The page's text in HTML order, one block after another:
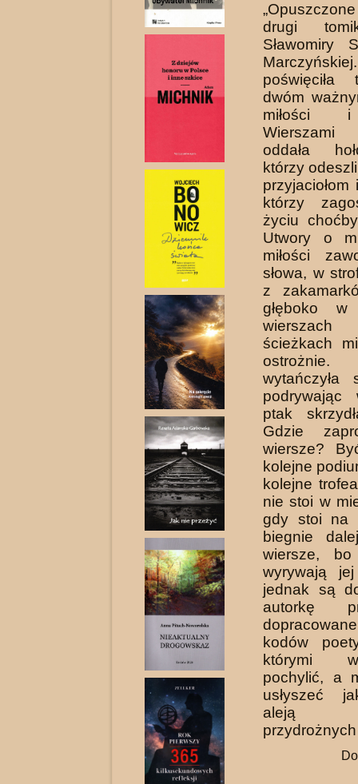
drugi
Sławomiry
dwóm
miłości
oddała
którzy
którzy
życiu
Utwo­ry o
miłości
słowa, w
z
głęboko
ścieżkach
wytańczyła
podrywając
ptak
Gdzie
wiersze?
kolejne
kolejne
nie stoi w
gdy stoi na
biegnie
wiersze,
wyrywają
jednak są
autorkę
kodów
którymi
pochylić, a
usłyszeć
aleją
przydrożnych